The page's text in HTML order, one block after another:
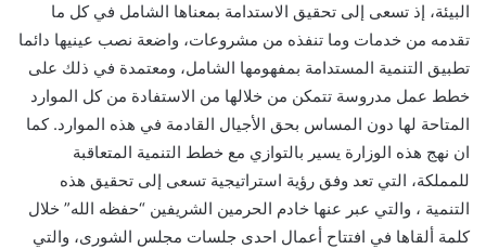
البيئة، إذ تسعى إلى تحقيق الاستدامة بمعناها الشامل في كل ما
تقدمه من خدمات وما تنفذه من مشروعات، واضعة نصب عينيها دائما
تطبيق التنمية المستدامة بمفهومها الشامل، ومعتمدة في ذلك على
خطط عمل م​دروسة تتمكن من خلالها من الاستفادة من كل الموارد
المتاحة لها دون المساس بحق الأجيال القادمة في هذه الموارد. كما
ان نهج هذه الوزارة يسير بالتوازي مع خطط التنمية المتعاقبة
للمملكة، التي تعد وفق رؤية استراتيجية تسعى إلى تحقيق هذه
التنمية ، والتي عبر عنها خادم الحرمين الشريفين “حفظه الله” خلال
كلمة ألقاها في افتتاح أعمال احدى جلسات مجلس الشورى، والتي